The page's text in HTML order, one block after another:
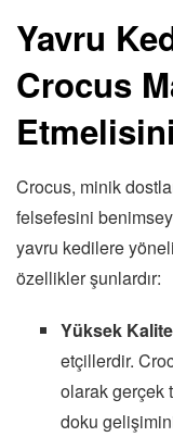
Yavru
Crocus
Crocus, minik
felsefesini
yavru kedilere
özellikler şunlardır:
Yüksek
etçillerdir.
olarak gerçek
doku